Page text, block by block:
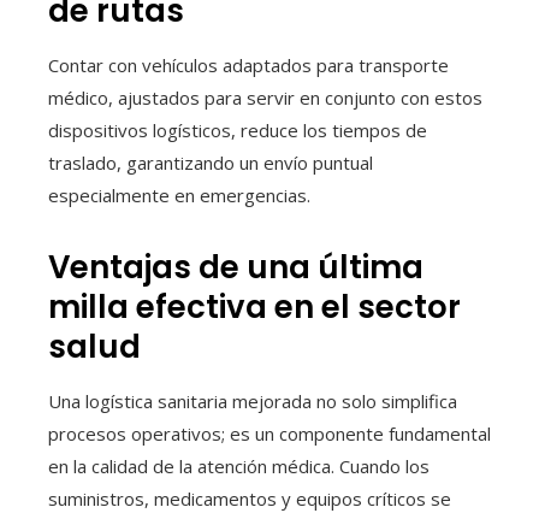
de rutas
Contar con vehículos adaptados para transporte
médico, ajustados para servir en conjunto con estos
dispositivos logísticos, reduce los tiempos de
traslado, garantizando un envío puntual
especialmente en emergencias.
Ventajas de una última
milla efectiva en el sector
salud
Una logística sanitaria mejorada no solo simplifica
procesos operativos; es un componente fundamental
en la calidad de la atención médica. Cuando los
suministros, medicamentos y equipos críticos se